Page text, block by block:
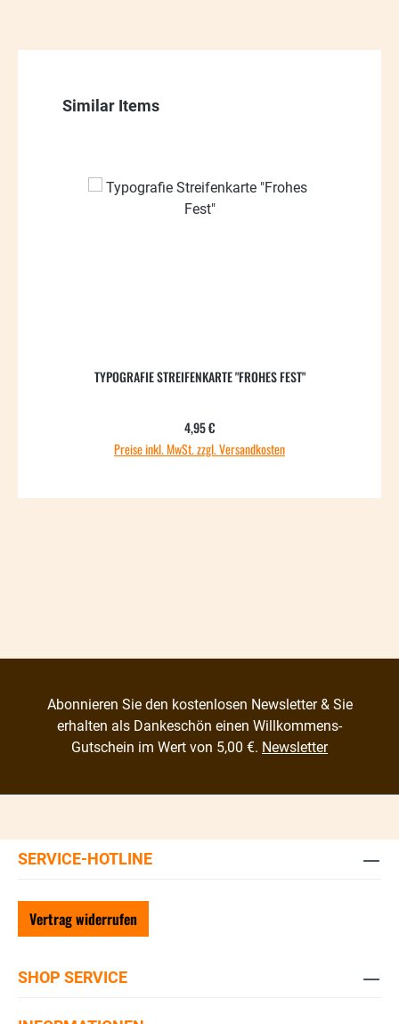
Produktgalerie überspringen
Similar Items
TYPOGRAFIE STREIFENKARTE "FROHES FEST"
Regulärer Preis:
4,95 €
Preise inkl. MwSt. zzgl. Versandkosten
Abonnieren Sie den kostenlosen Newsletter & Sie
erhalten als Dankeschön einen Willkommens-
Gutschein im Wert von 5,00 €. Newsletter
SERVICE-HOTLINE
Vertrag widerrufen
SHOP SERVICE